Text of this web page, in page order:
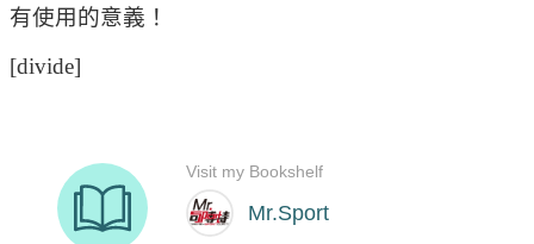
有使用的意義！
[divide]